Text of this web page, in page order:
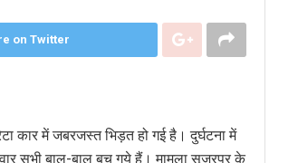
on Twitter
कार में जबरजस्त भिड़त हो गई है। दुर्घटना में
सभी बाल-बाल बच गये हैं। मामला सूजरपुर के